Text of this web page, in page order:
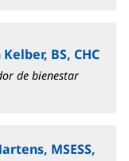
BS, CHC
de bienestar
MSESS,